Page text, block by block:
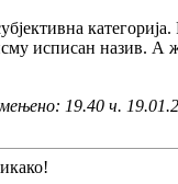
исписан назив. А
19.40 ч.